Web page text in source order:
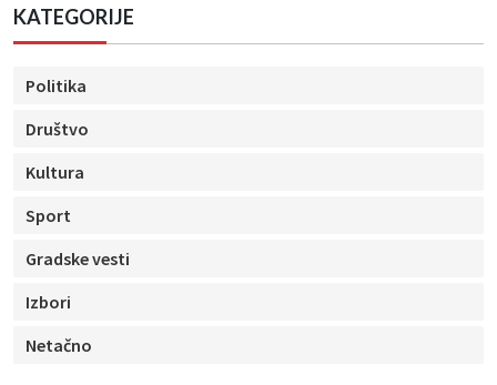
KATEGORIJE
Politika
Društvo
Kultura
Sport
Gradske vesti
Izbori
Netačno